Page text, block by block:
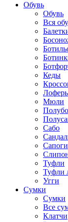
Обувь
Обувь
Вся
Кеды
Мюли
Сабо
Сапоги
Туфли
Туфли
Угги
Сумки
Сумки
Все
Клатчи